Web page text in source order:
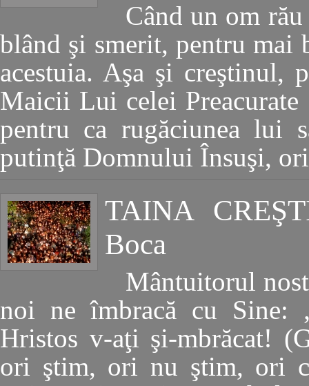
Când un om
blând şi smerit, pentru mai
acestuia. Aşa şi creştinul,
Maicii Lui celei
pentru ca rugăciunea lui
putinţă Domnului Însuşi,
TAINA
Boca
Mântuitorul
noi ne îmbracă cu Sine:
Hristos v-aţi şi-mbrăcat!
ori ştim, ori nu ştim, ori